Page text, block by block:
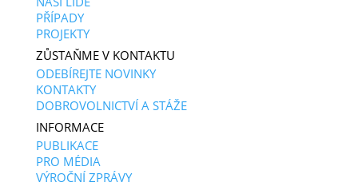
PŘÍPADY
PROJEKTY
ZŮSTAŇME V KONTAKTU
ODEBÍREJTE NOVINKY
KONTAKTY
DOBROVOLNICTVÍ A STÁŽE
INFORMACE
PUBLIKACE
PRO MÉDIA
VÝROČNÍ ZPRÁVY